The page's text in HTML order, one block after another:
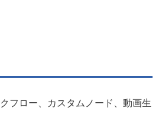
フロー、カスタムノード、動画生